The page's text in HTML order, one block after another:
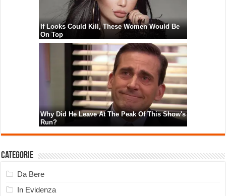
Categorie
Da Bere
In Evidenza